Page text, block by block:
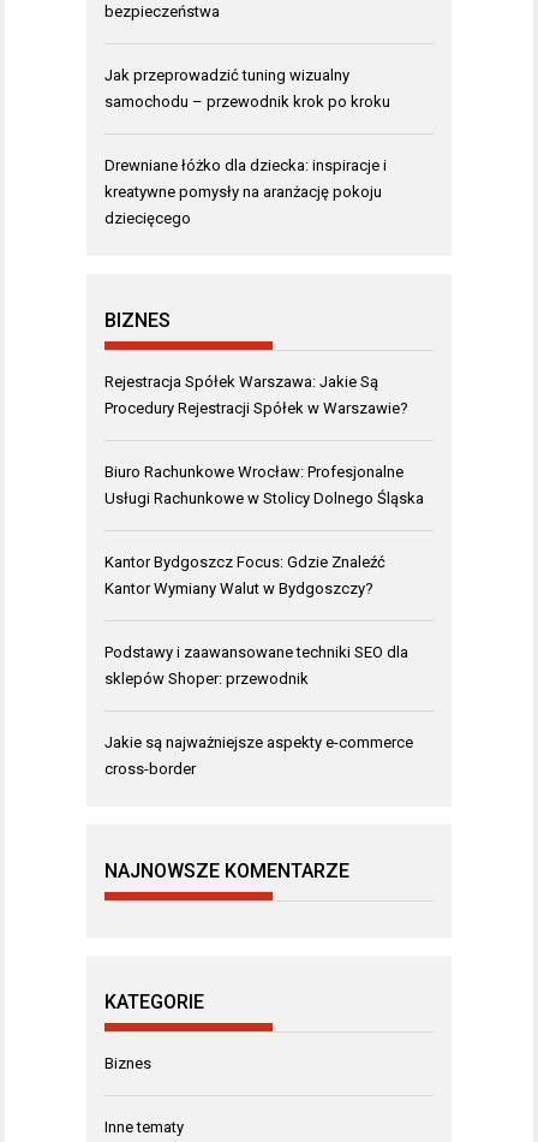
bezpieczeństwa
Jak przeprowadzić tuning wizualny
samochodu – przewodnik krok po kroku
Drewniane łóżko dla dziecka: inspiracje i
kreatywne pomysły na aranżację pokoju
dziecięcego
BIZNES
Rejestracja Spółek Warszawa: Jakie Są
Procedury Rejestracji Spółek w Warszawie?
Biuro Rachunkowe Wrocław: Profesjonalne
Usługi Rachunkowe w Stolicy Dolnego Śląska
Kantor Bydgoszcz Focus: Gdzie Znaleźć
Kantor Wymiany Walut w Bydgoszczy?
Podstawy i zaawansowane techniki SEO dla
sklepów Shoper: przewodnik
Jakie są najważniejsze aspekty e-commerce
cross-border
NAJNOWSZE KOMENTARZE
KATEGORIE
Biznes
Inne tematy